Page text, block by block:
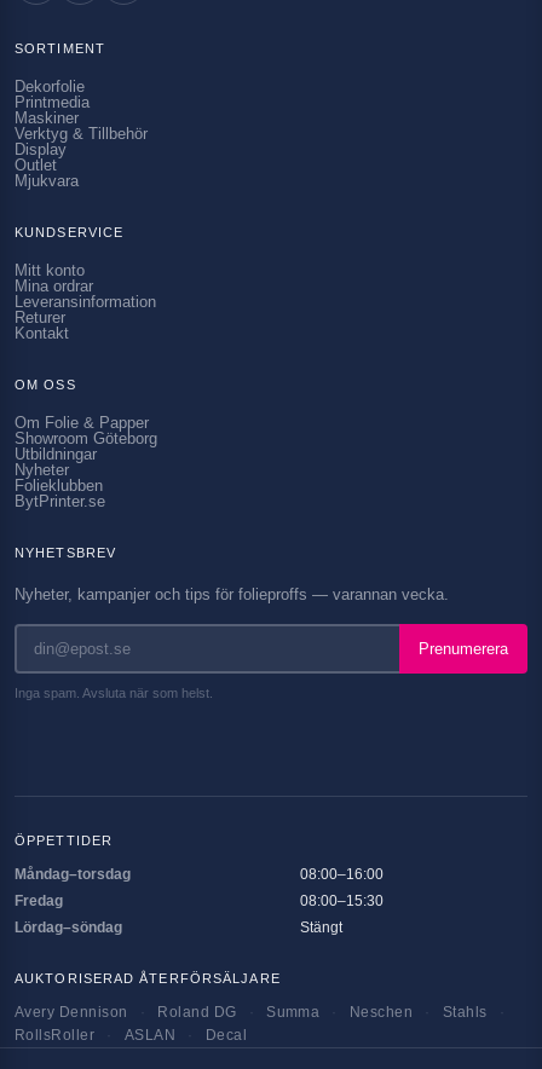
SORTIMENT
Dekorfolie
Printmedia
Maskiner
Verktyg & Tillbehör
Display
Outlet
Mjukvara
KUNDSERVICE
Mitt konto
Mina ordrar
Leveransinformation
Returer
Kontakt
OM OSS
Om Folie & Papper
Showroom Göteborg
Utbildningar
Nyheter
Folieklubben
BytPrinter.se
NYHETSBREV
Nyheter, kampanjer och tips för folieproffs — varannan vecka.
Prenumerera
Inga spam. Avsluta när som helst.
ÖPPETTIDER
Måndag–torsdag
08:00–16:00
Fredag
08:00–15:30
Lördag–söndag
Stängt
AUKTORISERAD ÅTERFÖRSÄLJARE
Avery Dennison Roland DG Summa Neschen Stahls
RollsRoller
ASLAN Decal